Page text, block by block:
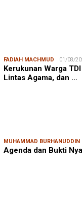
FADIAH MACHMUD 01/08/
Kerukunan Warga
Lintas Agama, dan …
MUHAMMAD BURHANUDDIN
Agenda dan Bukti